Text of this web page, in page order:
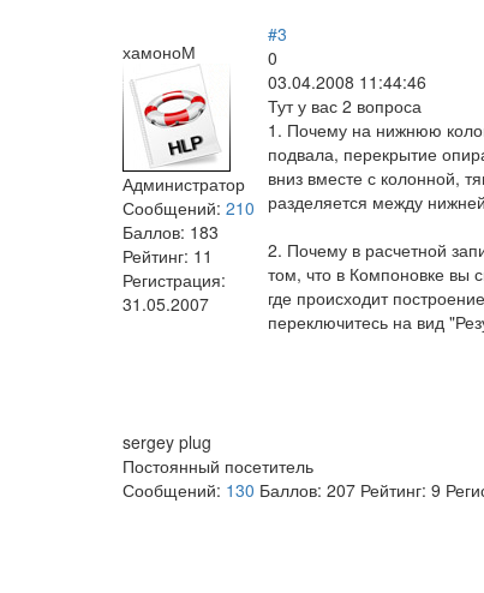
хамоноМ
Администратор
Сообщений: 210
Баллов: 183
Рейтинг: 11
Регистрация:
31.05.2007
#3
0
03.04.2008 11:44:46
Тут у вас 2 вопроса
1. Почему на нижнюю
подвала, перекрытие
вниз вместе с колонной,
разделяется между
2. Почему в расчетной
том, что в Компоновке вы
где происходит
переключитесь на вид
sergey plug
Постоянный посетитель
Сообщений: 130 Баллов: 207 Рейтинг: 9